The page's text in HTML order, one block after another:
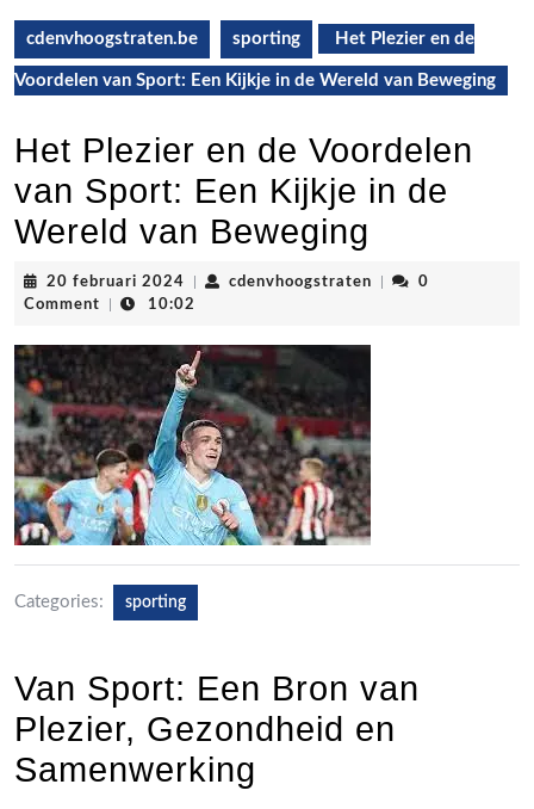
cdenvhoogstraten.be sporting Het Plezier en de
Voordelen van Sport: Een Kijkje in de Wereld van Beweging
Het Plezier en de Voordelen
van Sport: Een Kijkje in de
Wereld van Beweging
20 februari 2024 20
februari
cdenvhoogstraten cdenvhoogstraten
0
Comment
10:02
Categories: sporting
Van Sport: Een Bron van
Plezier, Gezondheid en
Samenwerking